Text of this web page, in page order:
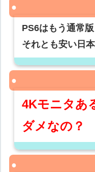
PS6はもう通常
それとも安い日
4Kモニタあ
ダメなの？